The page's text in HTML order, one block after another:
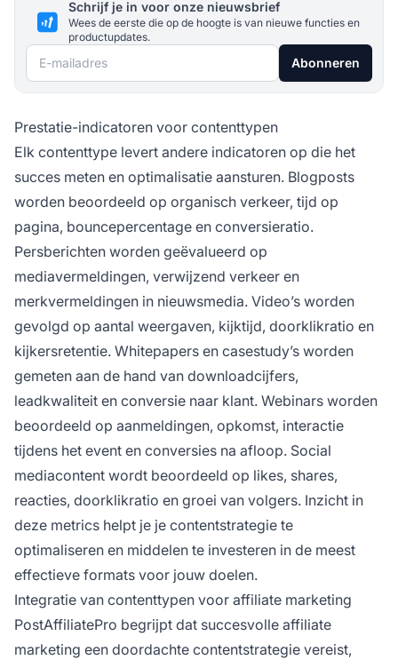
Schrijf je in voor onze nieuwsbrief
Wees de eerste die op de hoogte is van nieuwe functies en
productupdates.
E-mailadres Abonneren
Prestatie-indicatoren voor contenttypen
Elk contenttype levert andere indicatoren op die het
succes meten en optimalisatie aansturen. Blogposts
worden beoordeeld op organisch verkeer, tijd op
pagina, bouncepercentage en conversieratio.
Persberichten worden geëvalueerd op
mediavermeldingen, verwijzend verkeer en
merkvermeldingen in nieuwsmedia. Video’s worden
gevolgd op aantal weergaven, kijktijd, doorklikratio en
kijkersretentie. Whitepapers en casestudy’s worden
gemeten aan de hand van downloadcijfers,
leadkwaliteit en conversie naar klant. Webinars worden
beoordeeld op aanmeldingen, opkomst, interactie
tijdens het event en conversies na afloop. Social
mediacontent wordt beoordeeld op likes, shares,
reacties, doorklikratio en groei van volgers. Inzicht in
deze metrics helpt je je contentstrategie te
optimaliseren en middelen te investeren in de meest
effectieve formats voor jouw doelen.
Integratie van contenttypen voor affiliate marketing
PostAffiliatePro begrijpt dat succesvolle affiliate
marketing een doordachte contentstrategie vereist,